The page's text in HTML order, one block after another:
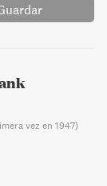
vez en 1947)